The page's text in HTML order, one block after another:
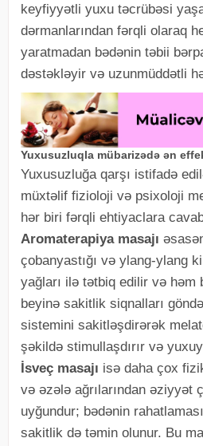
keyfiyyətli yuxu təcrübəsi
dərmanlarından fərqli olaraq
yaratmadan bədənin təbii
dəstəkləyir və uzunmüddətli
Yuxusuzluqla mübarizədə ən
Yuxusuzluğa qarşı istifadə
müxtəlif fizioloji və psixoloji
hər biri fərqli ehtiyaclara
Aromaterapiya masajı
çobanyastığı və ylang-ylang
yağları ilə tətbiq edilir və həm
beyinə sakitlik siqnalları
sistemini sakitləşdirərək
şəkildə stimullaşdırır və
İsveç masajı isə daha çox
və əzələ ağrılarından əziyyət
uyğundur; bədənin
sakitlik də təmin olunur. Bu